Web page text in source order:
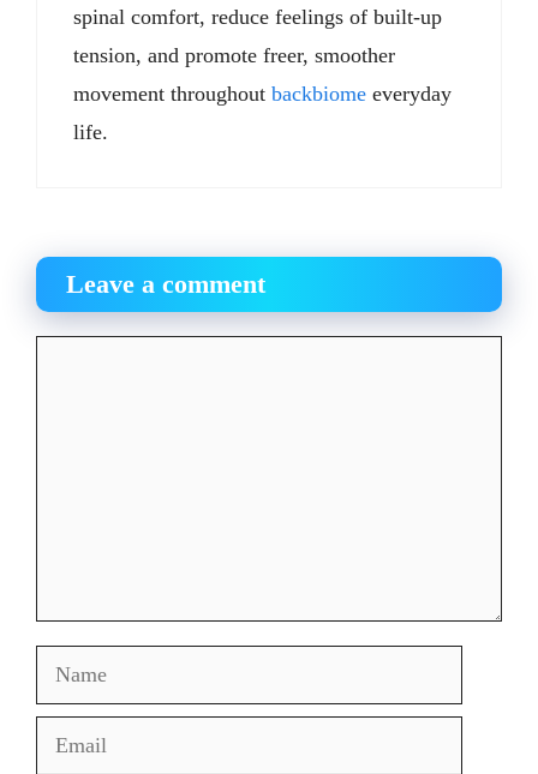
spinal comfort, reduce feelings of built-up
tension, and promote freer, smoother
movement throughout backbiome everyday
life.
Leave a comment
Name
Email